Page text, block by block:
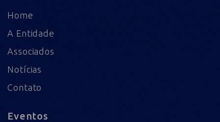
Home
A Entidade
Associados
Notícias
Contato
Eventos